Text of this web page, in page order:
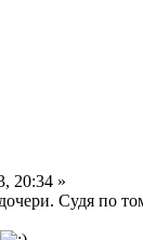
20:34 »
Судя по